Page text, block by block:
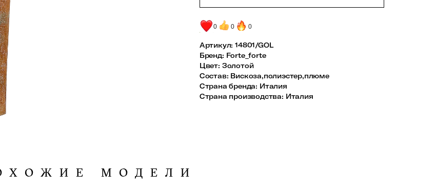
0 0 0
Артикул: 14801/GOL
Бренд: Forte_forte
Цвет: Золотой
Состав: Вискоза,полиэстер,плюме
Страна бренда: Италия
Страна производства: Италия
МОДЕЛИ